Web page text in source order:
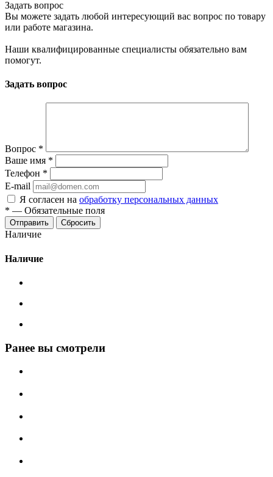
Задать вопрос
Вы можете задать любой интересующий вас вопрос по товару
или работе магазина.
Наши квалифицированные специалисты обязательно вам
помогут.
Задать вопрос
Вопрос *
Ваше имя *
Телефон *
E-mail
Я согласен на обработку персональных данных
* — Обязательные поля
Сбросить
Наличие
Наличие
Ранее вы смотрели